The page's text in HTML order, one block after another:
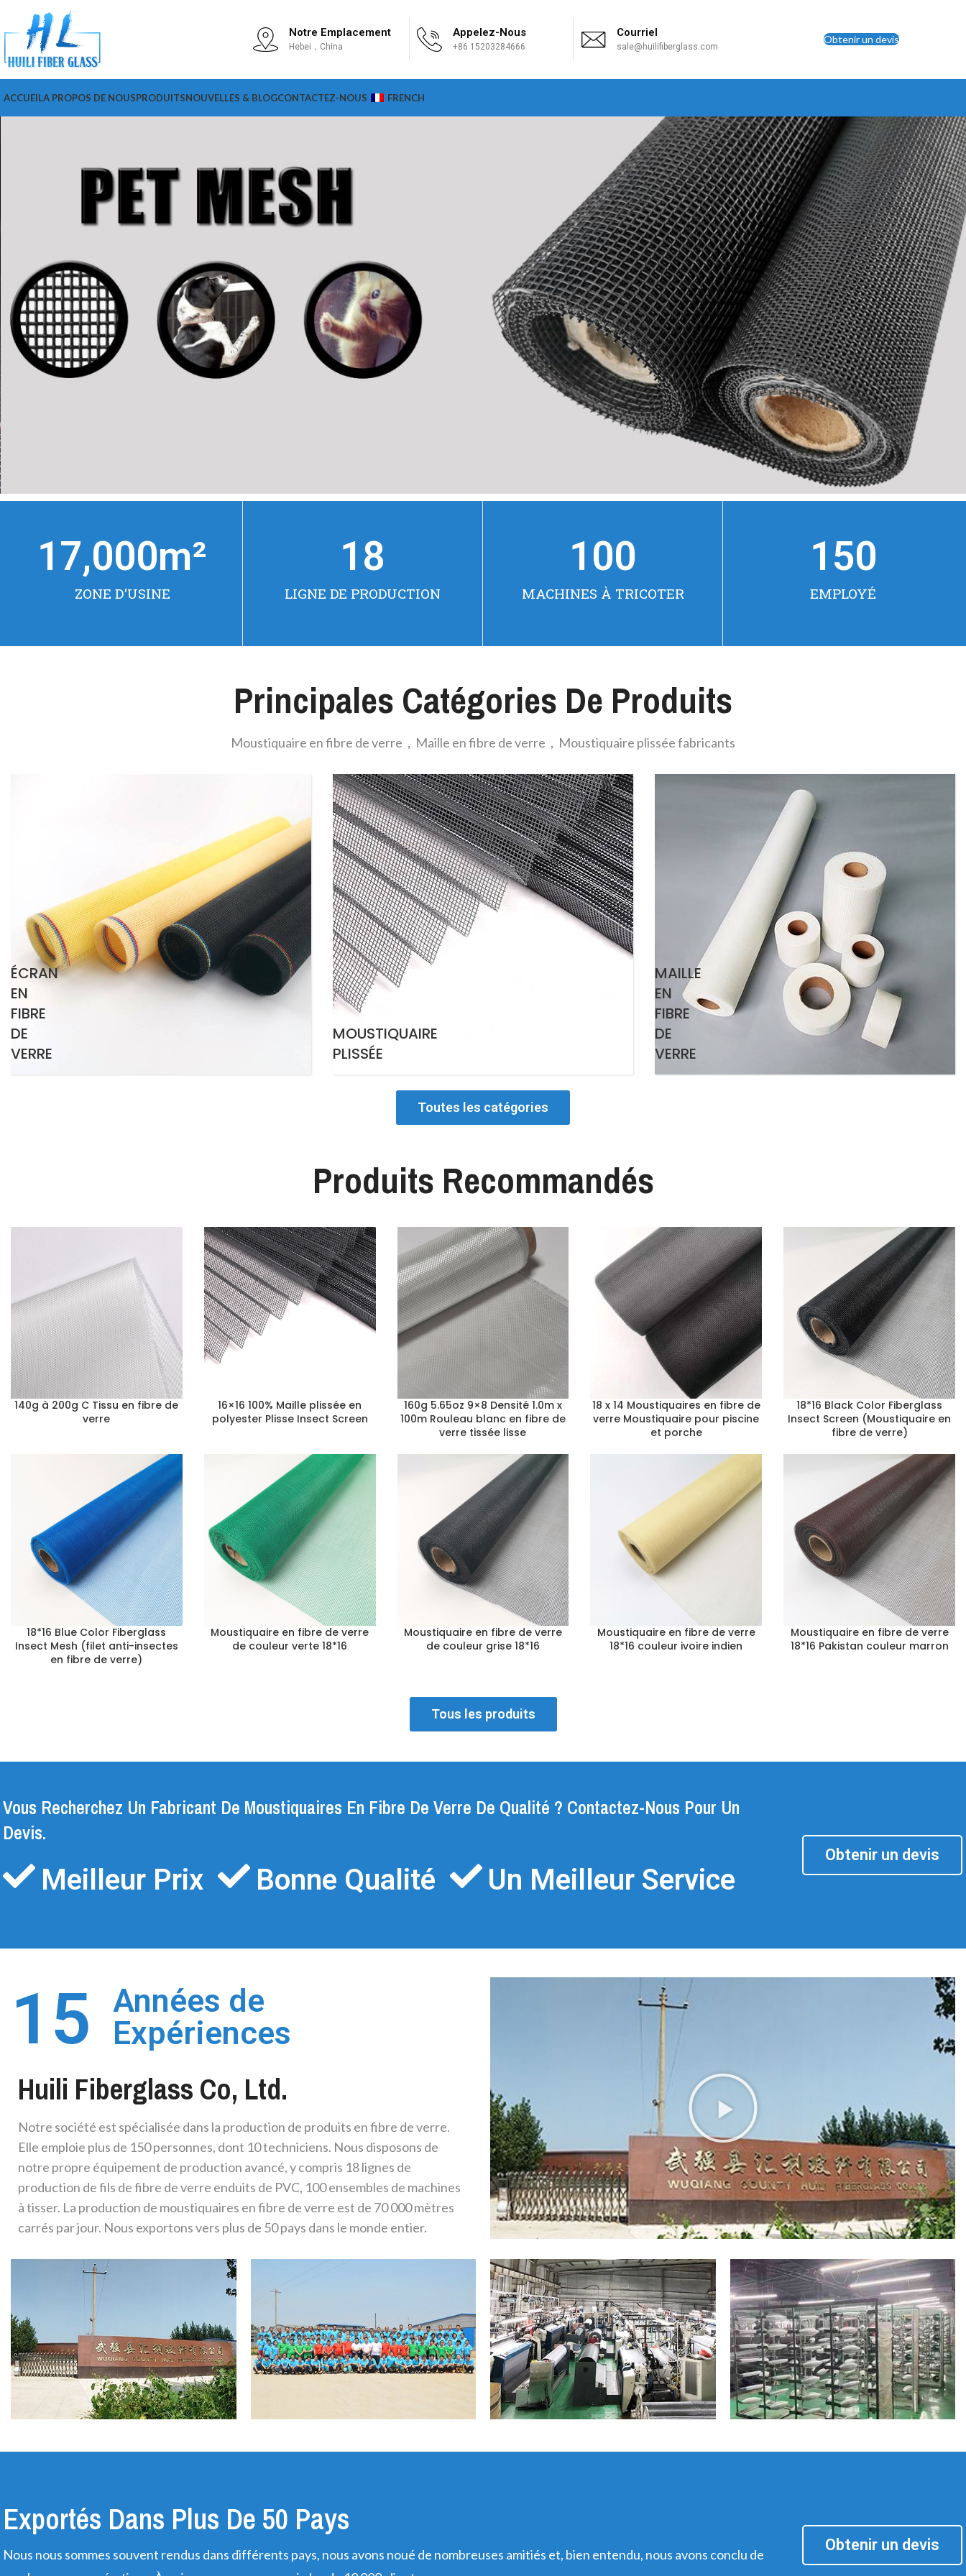
Notre Emplacement
Hebei，China
Appelez-Nous
+86 15203284666
Courriel
sale@huilifiberglass.com
Obtenir un devis
ACCUEILA PROPOS DE NOUSPRODUITSNOUVELLES & BLOGCONTACTEZ-NOUS FRENCH
17,000m²
ZONE D'USINE
18
LIGNE DE PRODUCTION
100
MACHINES À TRICOTER
150
EMPLOYÉ
Principales Catégories De Produits
Moustiquaire en fibre de verre，Maille en fibre de verre，Moustiquaire plissée fabricants
ÉCRAN
EN
FIBRE
DE
VERRE
MOUSTIQUAIRE
PLISSÉE
MAILLE
EN
FIBRE
DE
VERRE
Toutes les catégories
Produits Recommandés
140g à 200g C Tissu en fibre de
verre
16×16 100% Maille plissée en
polyester Plisse Insect Screen
160g 5.65oz 9×8 Densité 1.0m x
100m Rouleau blanc en fibre de
verre tissée lisse
18 x 14 Moustiquaires en fibre de
verre Moustiquaire pour piscine
et porche
18*16 Black Color Fiberglass
Insect Screen (Moustiquaire en
fibre de verre)
18*16 Blue Color Fiberglass
Insect Mesh (filet anti-insectes
en fibre de verre)
Moustiquaire en fibre de verre
de couleur verte 18*16
Moustiquaire en fibre de verre
de couleur grise 18*16
Moustiquaire en fibre de verre
18*16 couleur ivoire indien
Moustiquaire en fibre de verre
18*16 Pakistan couleur marron
Tous les produits
Vous Recherchez Un Fabricant De Moustiquaires En Fibre De Verre De Qualité ? Contactez-Nous Pour Un
Devis.
Meilleur Prix Bonne Qualité Un Meilleur Service
Obtenir un devis
15
Années de
Expériences
Huili Fiberglass Co, Ltd.
Notre société est spécialisée dans la production de produits en fibre de verre.
Elle emploie plus de 150 personnes, dont 10 techniciens. Nous disposons de
notre propre équipement de production avancé, y compris 18 lignes de
production de fils de fibre de verre enduits de PVC, 100 ensembles de machines
à tisser. La production de moustiquaires en fibre de verre est de 70 000 mètres
carrés par jour. Nous exportons vers plus de 50 pays dans le monde entier.
Exportés Dans Plus De 50 Pays
Nous nous sommes souvent rendus dans différents pays, nous avons noué de nombreuses amitiés et, bien entendu, nous avons conclu de
Obtenir un devis